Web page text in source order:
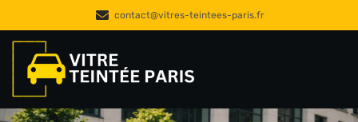
contact@vitres-teintees-paris.fr